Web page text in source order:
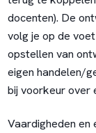
docenten). De
volg je op de
opstellen van
eigen handelen/
bij voorkeur over
Vaardigheden en